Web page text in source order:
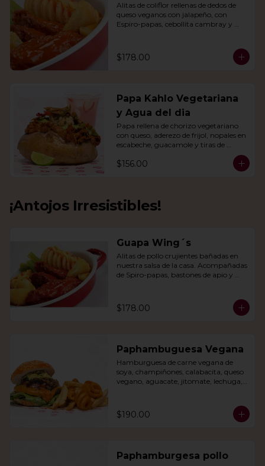
Alitas de coliflor rellenas de dedos de
queso veganos con jalapeño, con
Espiro-papas, cebollita cambray y
$178.00
Papa Kahlo Vegetariana
y Agua del dia
Papa rellena de chorizo vegetariano
con queso, aderezo de frijol, nopales en
escabeche, guacamole y tiras de
$156.00
¡Antojos Irresistibles!
Guapa Wing´s
Alitas de pollo crujientes bañadas en
nuestra salsa de la casa. Acompañadas
de Spiro-papas, bastones de apio y
$178.00
Paphambuguesa Vegana
Hamburguesa de carne vegana de
soya, champiñones, calabacita, queso
vegano, aguacate, jitomate, lechuga,
$190.00
Paphamburgesa pollo